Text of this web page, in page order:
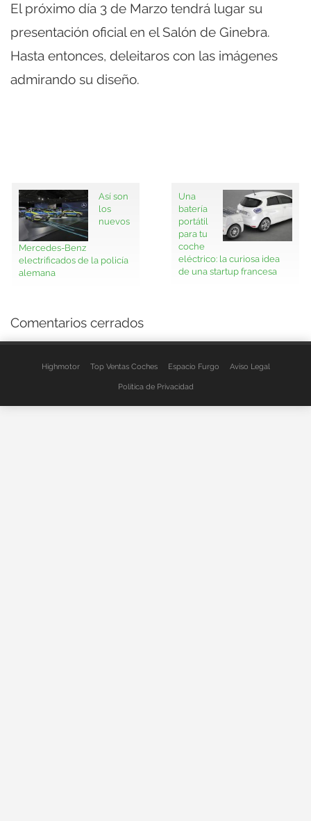
El próximo día 3 de Marzo tendrá lugar su
presentación oficial en el Salón de Ginebra.
Hasta entonces, deleitaros con las imágenes
admirando su diseño.
Así son
los
nuevos
Mercedes-Benz
electrificados de la policía
alemana
Una
batería
portátil
para tu
coche
eléctrico: la curiosa idea
de una startup francesa
Comentarios cerrados
Highmotor Top Ventas Coches Espacio Furgo Aviso Legal
Política de Privacidad